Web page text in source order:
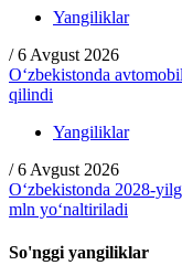
Yangiliklar
/ 6 Avgust 2026
O‘zbekistonda
qilindi
Yangiliklar
/ 6 Avgust 2026
O‘zbekistonda 2028-
mln yo‘naltiriladi
So'nggi yangiliklar